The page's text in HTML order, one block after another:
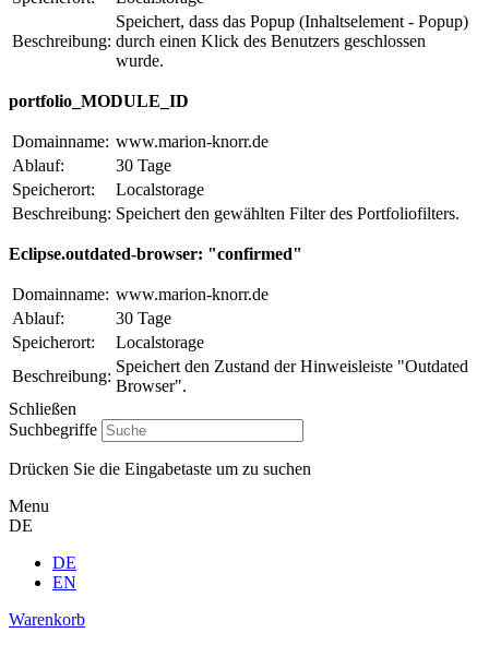
Beschreibung:
Speichert, dass das Popup (Inhaltselement - Popup)
durch einen Klick des Benutzers geschlossen
wurde.
portfolio_MODULE_ID
Domainname: www.marion-knorr.de
Ablauf:
30 Tage
Speicherort:
Localstorage
Beschreibung: Speichert den gewählten Filter des Portfoliofilters.
Eclipse.outdated-browser: "confirmed"
Domainname: www.marion-knorr.de
Ablauf:
30 Tage
Speicherort:
Localstorage
Beschreibung:
Speichert den Zustand der Hinweisleiste "Outdated
Browser".
Schließen
Suchbegriffe
Drücken Sie die Eingabetaste um zu suchen
Menu
DE
DE
EN
Warenkorb